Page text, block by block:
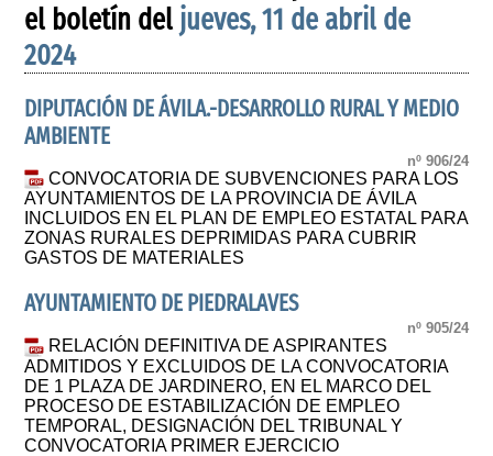
el boletín del jueves, 11 de abril de
2024
DIPUTACIÓN DE ÁVILA.-DESARROLLO RURAL Y MEDIO
AMBIENTE
nº 906/24
CONVOCATORIA DE SUBVENCIONES PARA LOS
AYUNTAMIENTOS DE LA PROVINCIA DE ÁVILA
INCLUIDOS EN EL PLAN DE EMPLEO ESTATAL PARA
ZONAS RURALES DEPRIMIDAS PARA CUBRIR
GASTOS DE MATERIALES
AYUNTAMIENTO DE PIEDRALAVES
nº 905/24
RELACIÓN DEFINITIVA DE ASPIRANTES
ADMITIDOS Y EXCLUIDOS DE LA CONVOCATORIA
DE 1 PLAZA DE JARDINERO, EN EL MARCO DEL
PROCESO DE ESTABILIZACIÓN DE EMPLEO
TEMPORAL, DESIGNACIÓN DEL TRIBUNAL Y
CONVOCATORIA PRIMER EJERCICIO